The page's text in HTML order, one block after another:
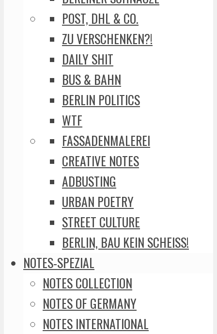
POST, DHL & CO.
ZU VERSCHENKEN?!
DAILY SHIT
BUS & BAHN
BERLIN POLITICS
WTF
FASSADENMALEREI
CREATIVE NOTES
ADBUSTING
URBAN POETRY
STREET CULTURE
BERLIN, BAU KEIN SCHEISS!
NOTES-SPEZIAL
NOTES COLLECTION
NOTES OF GERMANY
NOTES INTERNATIONAL